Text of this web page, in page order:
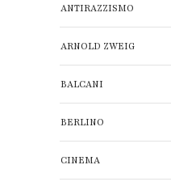
ANTIRAZZISMO
ARNOLD ZWEIG
BALCANI
BERLINO
CINEMA